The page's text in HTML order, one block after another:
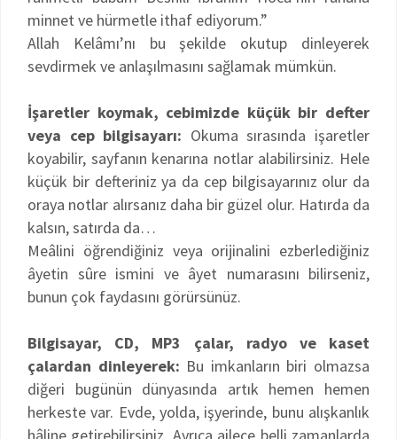
minnet ve hürmetle ithaf ediyorum.”
Allah Kelâmı’nı bu şekilde okutup dinleyerek
sevdirmek ve anlaşılmasını sağlamak mümkün.
İşaretler koymak, cebimizde küçük bir defter
veya cep bilgisayarı: Okuma sırasında işaretler
koyabilir, sayfanın kenarına notlar alabilirsiniz. Hele
küçük bir defteriniz ya da cep bilgisayarınız olur da
oraya notlar alırsanız daha bir güzel olur. Hatırda da
kalsın, satırda da…
Meâlini öğrendiğiniz veya orijinalini ezberlediğiniz
âyetin sûre ismini ve âyet numarasını bilirseniz,
bunun çok faydasını görürsünüz.
Bilgisayar, CD, MP3 çalar, radyo ve kaset
çalardan dinleyerek: Bu imkanların biri olmazsa
diğeri bugünün dünyasında artık hemen hemen
herkeste var. Evde, yolda, işyerinde, bunu alışkanlık